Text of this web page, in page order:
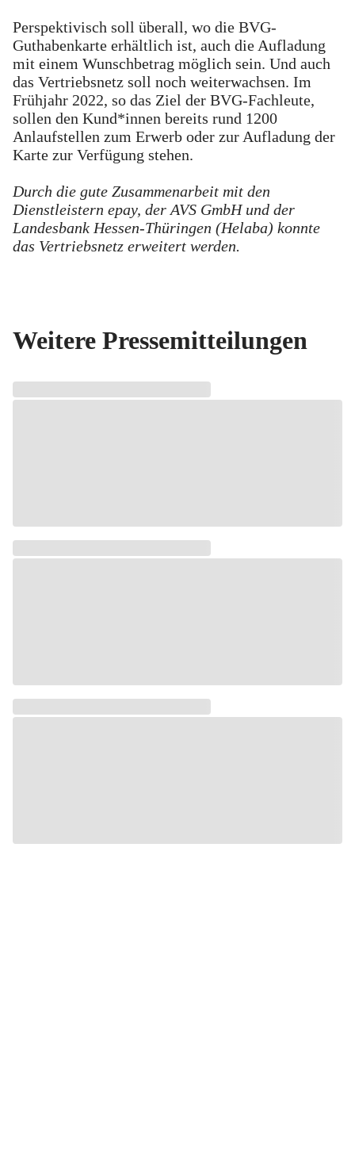
Perspektivisch soll überall, wo die BVG-
Guthabenkarte erhältlich ist, auch die Aufladung
mit einem Wunschbetrag möglich sein. Und auch
das Vertriebsnetz soll noch weiterwachsen. Im
Frühjahr 2022, so das Ziel der BVG-Fachleute,
sollen den Kund*innen bereits rund 1200
Anlaufstellen zum Erwerb oder zur Aufladung der
Karte zur Verfügung stehen.
Durch die gute Zusammenarbeit mit den
Dienstleistern epay, der AVS GmbH und der
Landesbank Hessen-Thüringen (Helaba) konnte
das Vertriebsnetz erweitert werden.
Weitere Pressemitteilungen